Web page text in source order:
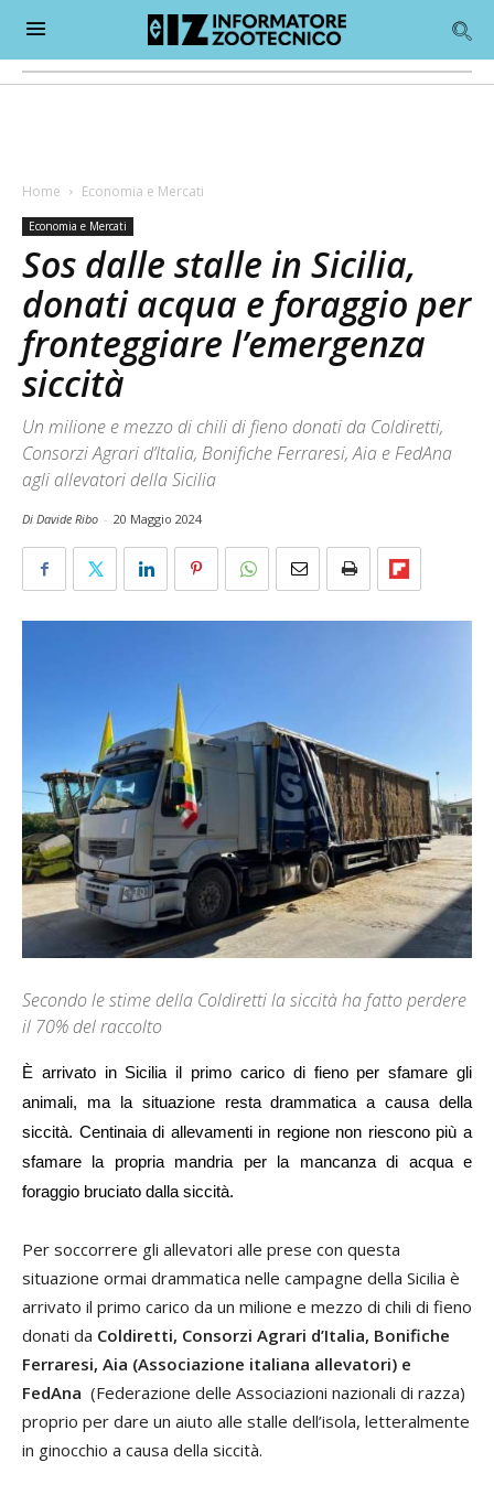
Home Economia e Mercati
Economia e Mercati
Sos dalle stalle in Sicilia,
donati acqua e foraggio per
fronteggiare l’emergenza
siccità
Un milione e mezzo di chili di fieno donati da Coldiretti,
Consorzi Agrari d’Italia, Bonifiche Ferraresi, Aia e FedAna
agli allevatori della Sicilia
Di Davide Ribo - 20 Maggio 2024
Secondo le stime della Coldiretti la siccità ha fatto perdere
il 70% del raccolto
È arrivato in Sicilia il primo carico di fieno per sfamare gli
animali, ma la situazione resta drammatica a causa della
siccità. Centinaia di allevamenti in regione non riescono più a
sfamare la propria mandria per la mancanza di acqua e
foraggio bruciato dalla siccità.
Per soccorrere gli allevatori alle prese con questa
situazione ormai drammatica nelle campagne della Sicilia è
arrivato il primo carico da un milione e mezzo di chili di fieno
donati da Coldiretti, Consorzi Agrari d’Italia, Bonifiche
Ferraresi, Aia (Associazione italiana allevatori) e
FedAna (Federazione delle Associazioni nazionali di razza)
proprio per dare un aiuto alle stalle dell’isola, letteralmente
in ginocchio a causa della siccità.